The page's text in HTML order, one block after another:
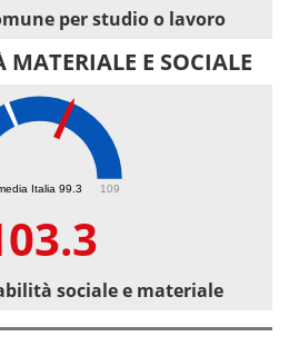
per studio o lavoro
E SOCIALE
Italia 99.3 109
sociale e materiale